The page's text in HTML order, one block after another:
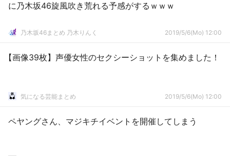
に乃木坂46旋風吹き荒れる予感がするｗｗｗ
乃木坂46まとめ 乃木りんく 2019/5/6(Mo) 12:00
【画像39枚】声優女性のセクシーショットを集めました！
気になる芸能まとめ 2019/5/6(Mo) 12:00
ペヤングさん、マジキチイベントを開催してしまう